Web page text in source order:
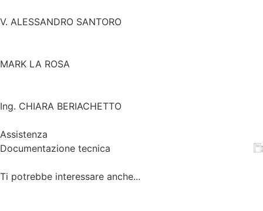
V. ALESSANDRO SANTORO
MARK LA ROSA
Ing. CHIARA BERIACHETTO
Assistenza
Documentazione tecnica
Ti potrebbe interessare anche...